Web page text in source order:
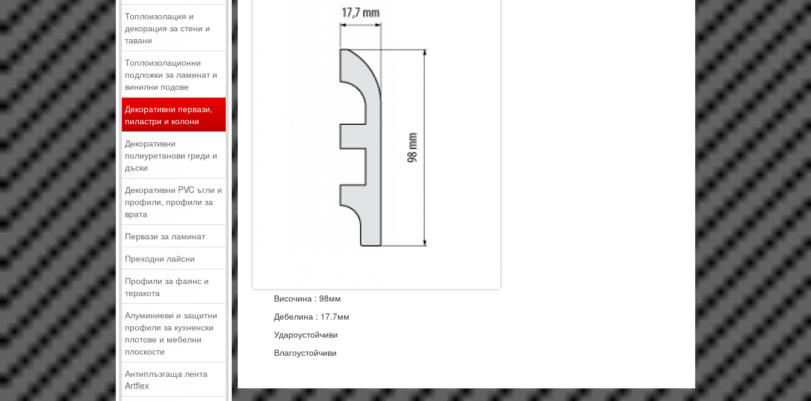
Топлоизолация и
декорация за стени и
тавани
Топлоизолационни
подложки за ламинат и
винилни подове
Декоративни первази,
пиластри и колони
Декоративни
полиуретанови греди и
дъски
Декоративни PVC ъгли и
профили, профили за
врата
Первази за ламинат
Преходни лайсни
Профили за фаянс и
теракота
Алуминиеви и защитни
профили за кухненски
плотове и мебелни
плоскости
Антиплъзгаща лента
Artflex
Височина : 98мм
Дебелина : 17.7мм
Удароустойчиви
Влагоустойчиви